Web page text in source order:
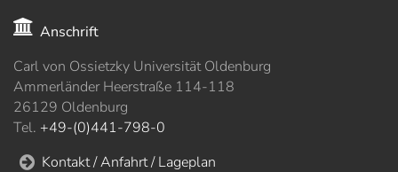
Anschrift
Carl von Ossietzky Universität Oldenburg
Ammerländer Heerstraße 114-118
26129 Oldenburg
Tel. +49-(0)441-798-0
Kontakt / Anfahrt / Lageplan